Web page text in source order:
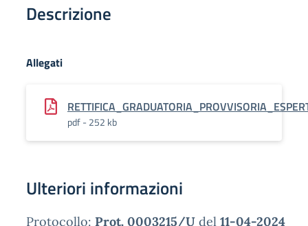
Descrizione
Allegati
pdf - 252 kb
Ulteriori informazioni
Protocollo: Prot. 0003215/U del 11-04-2024